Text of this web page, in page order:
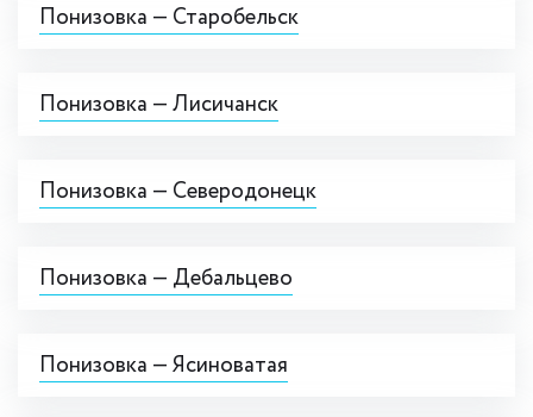
Понизовка — Старобельск
Понизовка — Лисичанск
Понизовка — Северодонецк
Понизовка — Дебальцево
Понизовка — Ясиноватая